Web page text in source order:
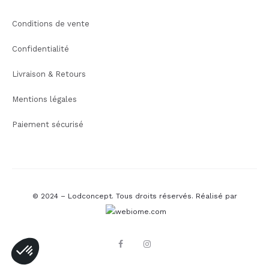
Conditions de vente
Confidentialité
Livraison & Retours
Mentions légales
Paiement sécurisé
© 2024 – Lodconcept. Tous droits réservés. Réalisé par